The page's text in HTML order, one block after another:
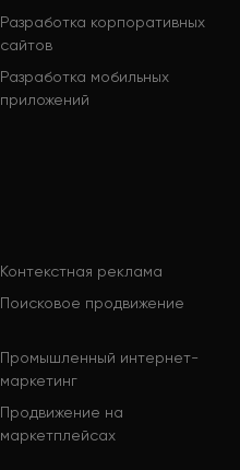
Разработка корпоративных
сайтов
Разработка мобильных
приложений
Контекстная реклама
Поисковое продвижение
Промышленный интернет-
маркетинг
Продвижение на
маркетплейсах